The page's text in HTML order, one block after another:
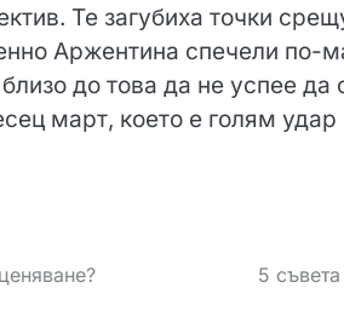
Те загубиха точки
Аржентина спечели по-
до това да не успее да
март, което е голям
5